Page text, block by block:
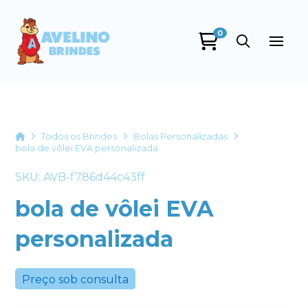
0
HomeTodos os Brindes
Bolas Personalizadas
bola de vôlei EVA personalizada
SKU: AVB-f786d44c43ff
bola de vôlei EVA
personalizada
Preço sob consulta
+55